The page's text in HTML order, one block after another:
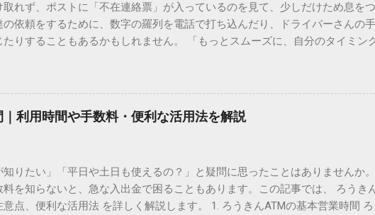
」や「JISコード」といった 文字コード です。パソコン上のすべての文字に
られています。変換候補に出ない文字でも、この住所（コード）を直接指
。 2. Windows標準機能！文字コードで漢字を出す「16進数入力」 最も汎
（Unicode入力） 入力したい文字の「Unicode（例：20BB7）」を把握する
「20BB7」**と入力する。 直後にキーボードの**[Alt]キーを押しながら[X]
応する漢字（例：𠮷）に変換されます。 注記： この方法は、特にMicrosoft
れず、ポストに「不在連絡票」が入っているのを見て、少しだけため息を
依頼をするために、数字の羅列を電話で打ち込んだり、ドライバーさんの
りすることもあるかもしれません。 「もっとスムーズに、自分のタイミン
と、LINEや公式アプリの連携です。これらを活用するだけで、再配達のスト
忙しい毎日をサポートする便利な受け取り術と、連携による具体的なメリ
劇的に変わる「スマートクラブ」とは？ まず押さえておきたいのが、佐川急
クラブ」です。これは、荷物の配送状況をリアルタイムで管理するための基
を開いてログインする手間がありましたが、現在はLINEやアプリと紐付ける
といった先回りの対応が可能になります。 LINE連携で「不在連絡票」とおさ
いるコミュニケーションアプリ「LINE」を佐川急便と連携させると、荷物の
らワンタップで依頼 不在連絡票に記載されたQRコードを読み取る手間すら
利用時間や手数料・便利な活用法を解説
知りたい」「平日や土日も使えるの？」と疑問に思ったことはありませんか
を知らないと、急な入出金で困ることもあります。この記事では、 ろうき
点、便利な活用法 を詳しく解説します。 1. ろうきんATMの基本営業時間